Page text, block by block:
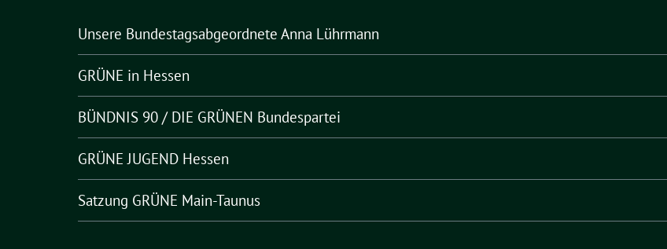
Unsere Bundestagsabgeordnete Anna Lührmann
GRÜNE in Hessen
BÜNDNIS 90 / DIE GRÜNEN Bundespartei
GRÜNE JUGEND Hessen
Satzung GRÜNE Main-Taunus